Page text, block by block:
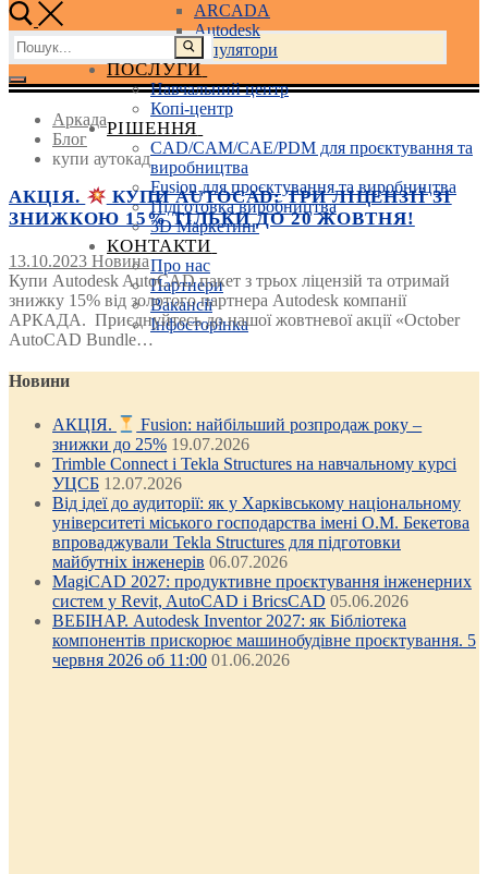
ARCADA
Autodesk
3D маніпулятори
ПОСЛУГИ
Навчальний центр
Копі-центр
РІШЕННЯ
CAD/CAM/CAE/PDM для проєктування та
виробництва
Fusion для проєктування та виробництва
Підготовка виробництва
3D Маркетинг
КОНТАКТИ
Про нас
Партнери
Вакансії
Інфосторінка
Пошук:
Аркада
Блог
купи аутокад
АКЦІЯ.
КУПИ AUTOCAD: ТРИ ЛІЦЕНЗІЇ ЗІ
ЗНИЖКОЮ 15% ТІЛЬКИ ДО 20 ЖОВТНЯ!
13.10.2023 Новина
Купи Autodesk AutoCAD пакет з трьох ліцензій та отримай
знижку 15% від золотого партнера Autodesk компанії
АРКАДА. Приєднуйтесь до нашої жовтневої акції «October
AutoCAD Bundle…
Новини
АКЦІЯ.
Fusion: найбільший розпродаж року –
знижки до 25% 19.07.2026
Trimble Connect і Tekla Structures на навчальному курсі
УЦСБ 12.07.2026
Від ідеї до аудиторії: як у Харківському національному
університеті міського господарства імені О.М. Бекетова
впроваджували Tekla Structures для підготовки
майбутніх інженерів 06.07.2026
MagiCAD 2027: продуктивне проєктування інженерних
систем у Revit, AutoCAD і BricsCAD 05.06.2026
ВЕБІНАР. Autodesk Inventor 2027: як Бібліотека
компонентів прискорює машинобудівне проєктування. 5
червня 2026 об 11:00 01.06.2026